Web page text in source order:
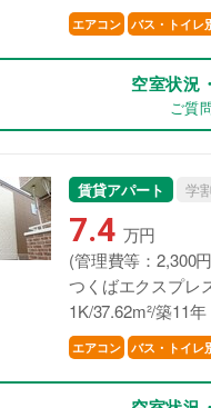
エアコン バス・トイレ
空室状況
ご質
賃貸アパート 学
7.4 万円
(管理費等：2,300
つくばエクスプレ
1K/37.62m²/築11年
エアコン バス・トイレ